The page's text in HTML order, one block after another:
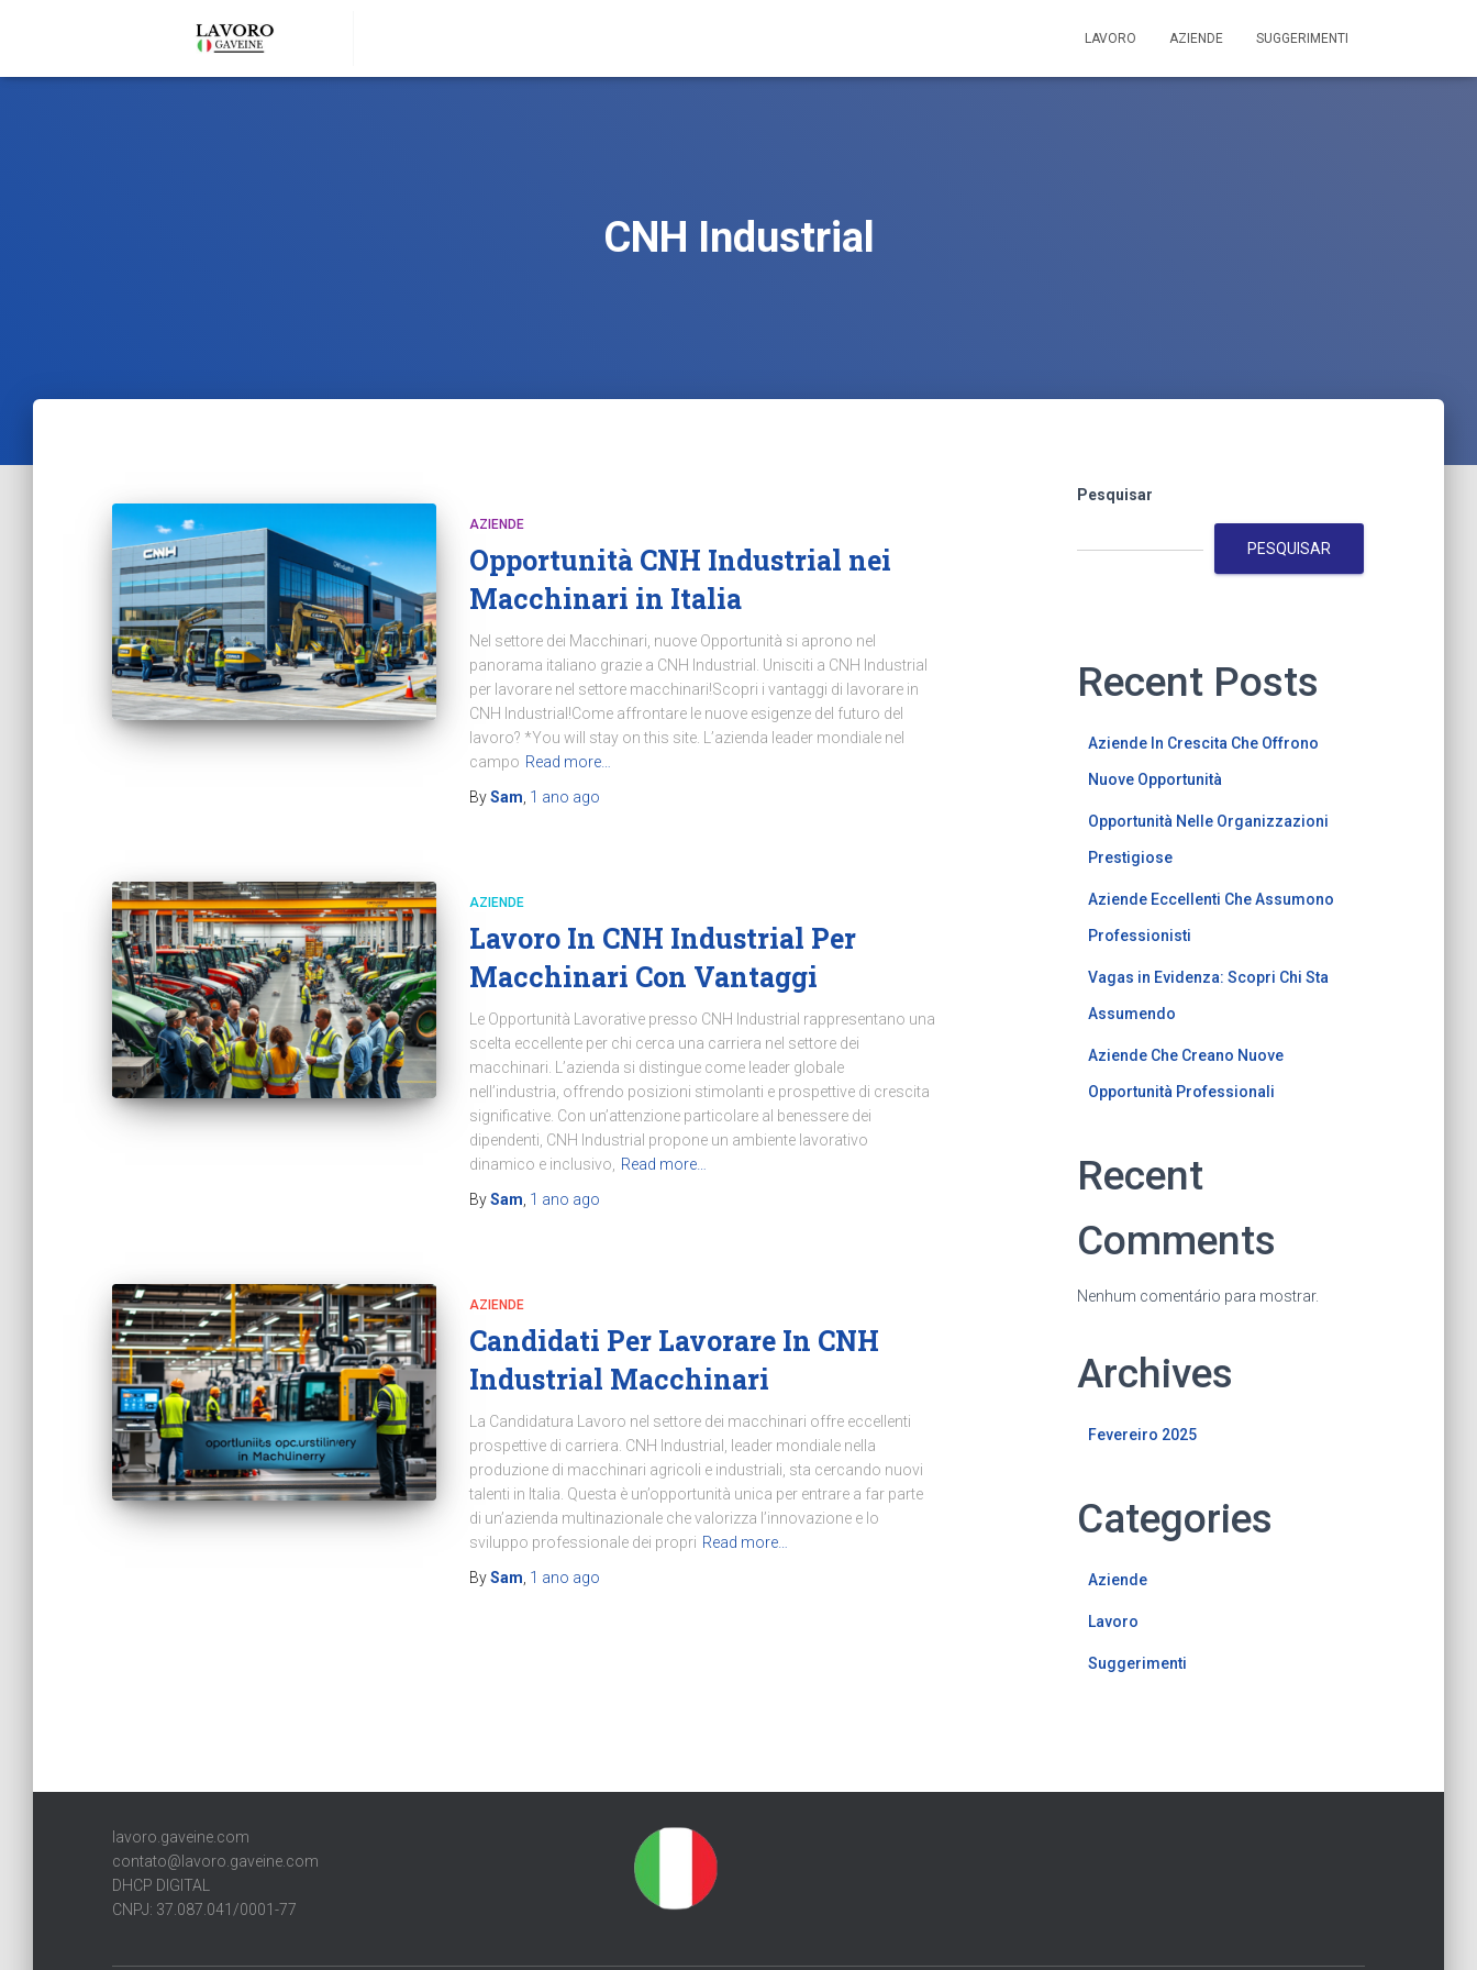
LAVORO AZIENDE SUGGERIMENTI
CNH Industrial
AZIENDE
Opportunità CNH Industrial nei
Macchinari in Italia
Nel settore dei Macchinari, nuove Opportunità si aprono nel
panorama italiano grazie a CNH Industrial. Unisciti a CNH Industrial
per lavorare nel settore macchinari!Scopri i vantaggi di lavorare in
CNH Industrial!Come affrontare le nuove esigenze del futuro del
lavoro? *You will stay on this site. L’azienda leader mondiale nel
campo Read more…
BySam 1 ano ago
AZIENDE
Lavoro In CNH Industrial Per
Macchinari Con Vantaggi
Le Opportunità Lavorative presso CNH Industrial rappresentano una
scelta eccellente per chi cerca una carriera nel settore dei
macchinari. L’azienda si distingue come leader globale
nell’industria, offrendo posizioni stimolanti e prospettive di crescita
significative. Con un’attenzione particolare al benessere dei
dipendenti, CNH Industrial propone un ambiente lavorativo
dinamico e inclusivo,
Read more…
BySam 1 ano ago
AZIENDE
Candidati Per Lavorare In CNH
Industrial Macchinari
La Candidatura Lavoro nel settore dei macchinari offre eccellenti
prospettive di carriera. CNH Industrial, leader mondiale nella
produzione di macchinari agricoli e industriali, sta cercando nuovi
talenti in Italia. Questa è un’opportunità unica per entrare a far parte
di un’azienda multinazionale che valorizza l’innovazione e lo
sviluppo professionale dei propri Read more…
BySam 1 ano ago
Pesquisar
PESQUISAR
Recent Posts
Aziende In Crescita Che Offrono
Nuove Opportunità
Opportunità Nelle Organizzazioni
Prestigiose
Aziende Eccellenti Che Assumono
Professionisti
Vagas in Evidenza: Scopri Chi Sta
Assumendo
Aziende Che Creano Nuove
Opportunità Professionali
Recent
Comments
Nenhum comentário para mostrar.
Archives
Fevereiro 2025
Categories
Aziende
Lavoro
Suggerimenti
lavoro.gaveine.com
contato@lavoro.gaveine.com
DHCP DIGITAL
CNPJ: 37.087.041/0001-77